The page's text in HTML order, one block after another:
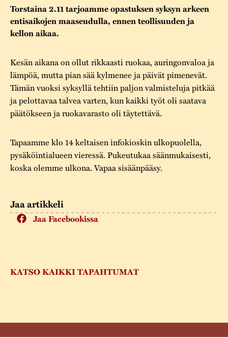
Vaellusreitti
Saavutettavuus
Turvallisuus
Yhteystiedot
Varaa tilat
Jarl Hemmer
Rakennukset
Museokokoelmat
Museopedagogiikka
Käsityö
YSTÄVÄT
Vuosikertomukset
Vuoden Gunnar
Jaa artikkeli
Jaa Facebookissa
KATSO KAIKKI TAPAHTUMAT
Torstaina 2.11 tarjoamme opastuksen syksyn arkeen
entisaikojen maaseudulla, ennen teollisuuden ja
kellon aikaa.
Kesän aikana on ollut rikkaasti ruokaa, auringonvaloa ja
lämpöä, mutta pian sää kylmenee ja päivät pimenevät.
Tämän vuoksi syksyllä tehtiin paljon valmisteluja pitkää
ja pelottavaa talvea varten, kun kaikki työt oli saatava
päätökseen ja ruokavarasto oli täytettävä.
Tapaamme klo 14 keltaisen infokioskin ulkopuolella,
pysäköintialueen vieressä. Pukeutukaa säänmukaisesti,
koska olemme ulkona. Vapaa sisäänpääsy.